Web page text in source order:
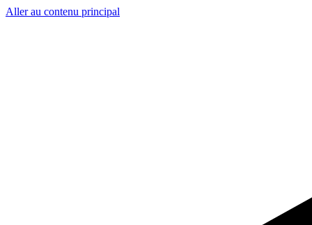
Aller au contenu principal